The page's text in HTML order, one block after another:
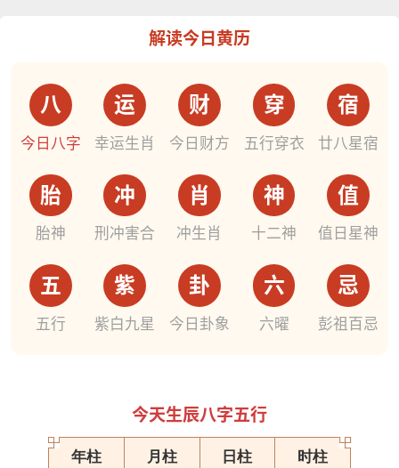
解读今日黄历
八
今日八字
运
幸运生肖
财
今日财方
穿
五行穿衣
宿
廿八星宿
胎
胎神
冲
刑冲害合
肖
冲生肖
神
十二神
值
值日星神
五
五行
紫
紫白九星
卦
今日卦象
六
六曜
忌
彭祖百忌
今天生辰八字五行
年柱 月柱 日柱 时柱